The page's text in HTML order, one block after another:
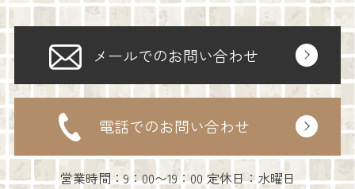
メールでのお問い合わせ
電話でのお問い合わせ
営業時間：9：00〜19：00 定休日：水曜日